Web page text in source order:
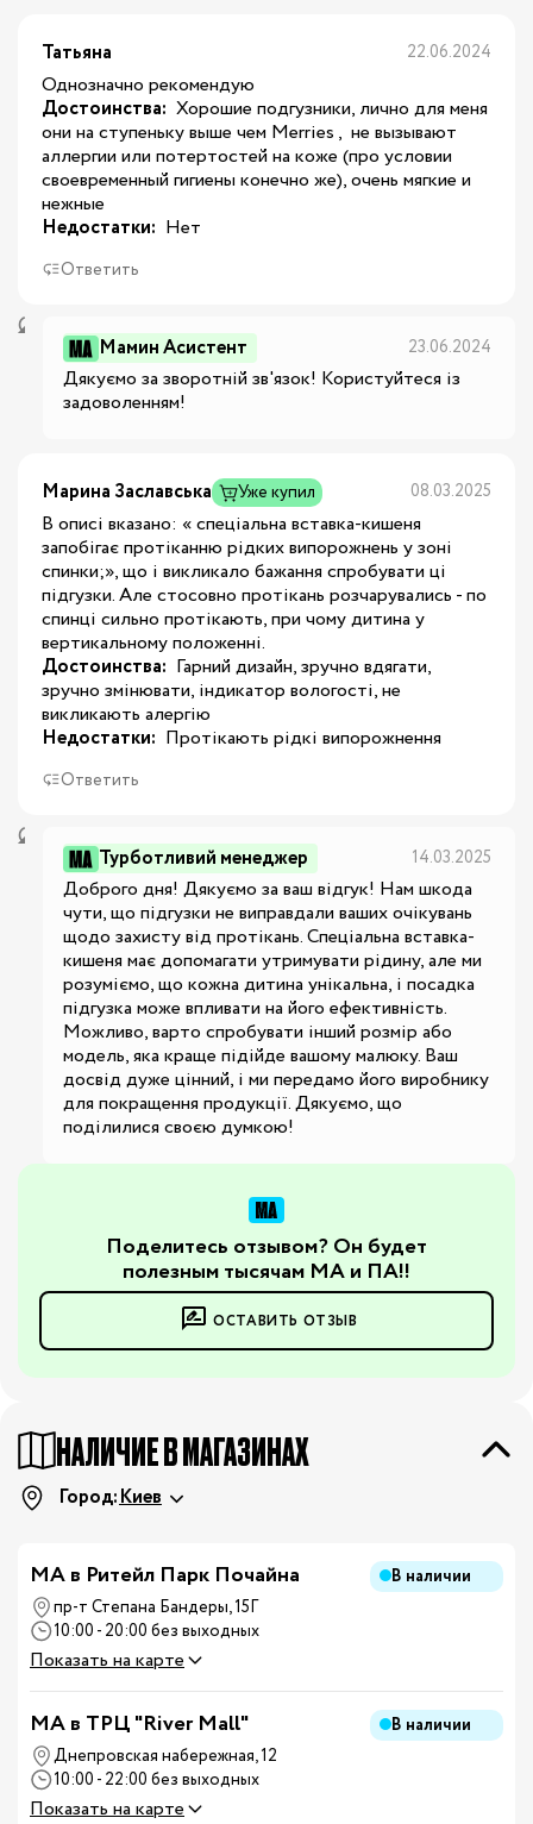
Татьяна 22.06.2024
Однозначно рекомендую
Достоинства: Хорошие подгузники, лично для меня
они на ступеньку выше чем Merries ,  не вызывают
аллергии или потертостей на коже (про условии
своевременный гигиены конечно же), очень мягкие и
нежные
Недостатки: Нет
Ответить
Мамин Асистент 23.06.2024
Дякуємо за зворотній зв'язок! Користуйтеся із
задоволенням!
Марина Заславська Уже купил 08.03.2025
В описі вказано: « спеціальна вставка-кишеня
запобігає протіканню рідких випорожнень у зоні
спинки;», що і викликало бажання спробувати ці
підгузки. Але стосовно протікань розчарувались - по
спинці сильно протікають, при чому дитина у
вертикальному положенні.
Достоинства: Гарний дизайн, зручно вдягати,
зручно змінювати, індикатор вологості, не
викликають алергію
Недостатки: Протікають рідкі випорожнення
Ответить
Турботливий менеджер 14.03.2025
Доброго дня! Дякуємо за ваш відгук! Нам шкода
чути, що підгузки не виправдали ваших очікувань
щодо захисту від протікань. Спеціальна вставка-
кишеня має допомагати утримувати рідину, але ми
розуміємо, що кожна дитина унікальна, і посадка
підгузка може впливати на його ефективність.
Можливо, варто спробувати інший розмір або
модель, яка краще підійде вашому малюку. Ваш
досвід дуже цінний, і ми передамо його виробнику
для покращення продукції. Дякуємо, що
поділилися своєю думкою!
Поделитесь отзывом? Он будет
полезным тысячам МА и ПА!!
ОСТАВИТЬ ОТЗЫВ
НАЛИЧИЕ В МАГАЗИНАХ
Город:Киев
МА в Ритейл Парк Почайна
В наличии
пр-т Степана Бандеры, 15Г
10:00 - 20:00 без выходных
Показать на карте
MA в ТРЦ "River Mall"
В наличии
Днепровская набережная, 12
10:00 - 22:00 без выходных
Показать на карте